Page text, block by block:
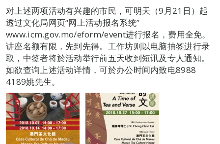
对上述两项活动有兴趣的市民，可明天（9月21日）起
透过文化局网页“网上活动报名系统”
www.icm.gov.mo/eform/event进行报名，费用全免。
讲座名额有限，先到先得。工作坊则以电脑抽签进行录
取，中签者将於活动举行前五天收到短讯及专人通知。
如欲查询上述活动详情，可於办公时间内致电8988
4189姚先生。